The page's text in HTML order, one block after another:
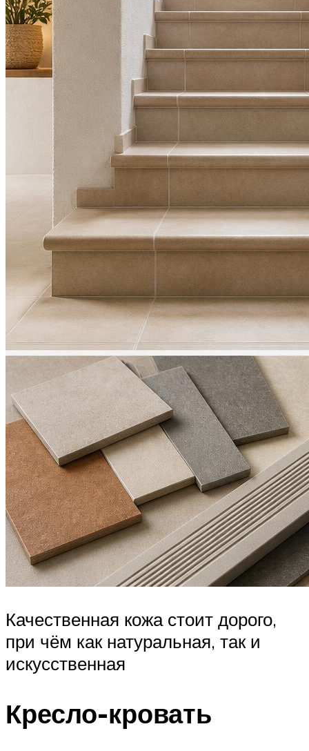
Качественная кожа стоит дорого,
при чём как натуральная, так и
искусственная
Кресло-кровать